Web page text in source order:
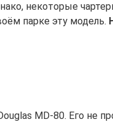
некоторые
парке эту модель.
MD-80. Его не